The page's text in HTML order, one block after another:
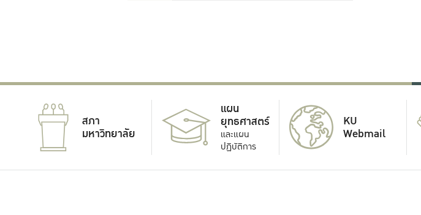
สภา
มหาวิทยาลัย
แผน
ยุทธศาสตร์
และแผน
ปฏิบัติการ
KU
Webmail